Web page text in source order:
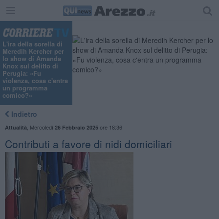
L'ira della sorella di
Meredih Kercher per
lo show di Amanda
Knox sul delitto di
Perugia: «Fu
violenza, cosa c'entra
un programma
comico?»
Indietro
Attualità Mercoledì 26 Febbraio 2025ore 18:36
Contributi a favore di nidi domiciliari